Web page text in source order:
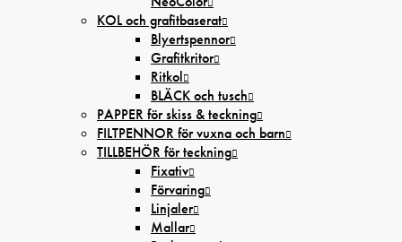
KOL och grafitbaserat
Blyertspennor
Grafitkritor
Ritkol
BLÄCK och tusch
PAPPER för skiss & teckning
FILTPENNOR för vuxna och barn
TILLBEHÖR för teckning
Fixativ
Förvaring
Linjaler
Mallar